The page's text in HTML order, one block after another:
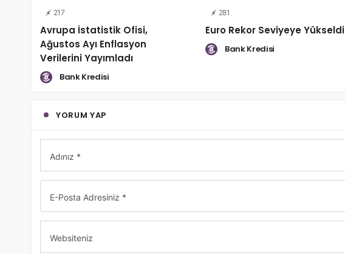
217
Avrupa İstatistik Ofisi,
Ağustos Ayı Enflasyon
Verilerini Yayımladı
Bank Kredisi
281
Euro Rekor Seviyeye Yükseldi
Bank Kredisi
YORUM YAP
Adınız *
E-Posta Adresiniz *
Websiteniz